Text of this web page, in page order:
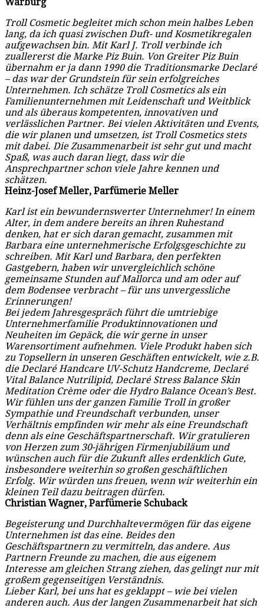
Troll Cosmetic begleitet mich schon mein halbes Leben
lang, da ich quasi zwischen Duft- und Kosmetikregalen
aufgewachsen bin. Mit Karl J. Troll verbinde ich
zuallererst die Marke Piz Buin. Von Greiter Piz Buin
übernahm er ja dann 1990 die Traditionsmarke Declaré
– das war der Grundstein für sein erfolgreiches
Unternehmen. Ich schätze Troll Cosmetics als ein
Familienunternehmen mit Leidenschaft und Weitblick
und als überaus kompetenten, innovativen und
verlässlichen Partner. Bei vielen Aktivitäten und Events,
die wir planen und umsetzen, ist Troll Cosmetics stets
mit dabei. Die Zusammenarbeit ist sehr gut und macht
Spaß, was auch daran liegt, dass wir die
Ansprechpartner schon viele Jahre kennen und
schätzen.
Heinz-Josef Meller, Parfümerie Meller
Karl ist ein bewundernswerter Unternehmer! In einem
Alter, in dem andere bereits an ihren Ruhestand
denken, hat er sich daran gemacht, zusammen mit
Barbara eine unternehmerische Erfolgsgeschichte zu
schreiben. Mit Karl und Barbara, den perfekten
Gastgebern, haben wir unvergleichlich schöne
gemeinsame Stunden auf Mallorca und am oder auf
dem Bodensee verbracht – für uns unvergessliche
Erinnerungen!
Bei jedem Jahresgespräch führt die umtriebige
Unternehmerfamilie Produktinnovationen und
Neuheiten im Gepäck, die wir gerne in unser
Warensortiment aufnehmen. Viele Produkt haben sich
zu Topsellern in unseren Geschäften entwickelt, wie z.B.
die Declaré Handcare UV-Schutz Handcreme, Declaré
Vital Balance Nutrilipid, Declaré Stress Balance Skin
Meditation Crème oder die Hydro Balance Ocean’s Best.
Wir fühlen uns der ganzen Familie Troll in großer
Sympathie und Freundschaft verbunden, unser
Verhältnis empfinden wir mehr als eine Freundschaft
denn als eine Geschäftspartnerschaft. Wir gratulieren
von Herzen zum 30-jährigen Firmenjubiläum und
wünschen auch für die Zukunft alles erdenklich Gute,
insbesondere weiterhin so großen geschäftlichen
Erfolg. Wir würden uns freuen, wenn wir weiterhin ein
kleinen Teil dazu beitragen dürfen.
Christian Wagner, Parfümerie Schuback
Begeisterung und Durchhaltevermögen für das eigene
Unternehmen ist das eine. Beides den
Geschäftspartnern zu vermitteln, das andere. Aus
Partnern Freunde zu machen, die aus eigenem
Interesse am gleichen Strang ziehen, das gelingt nur mit
großem gegenseitigen Verständnis.
Lieber Karl, bei uns hat es geklappt – wie bei vielen
anderen auch. Aus der langen Zusammenarbeit hat sich